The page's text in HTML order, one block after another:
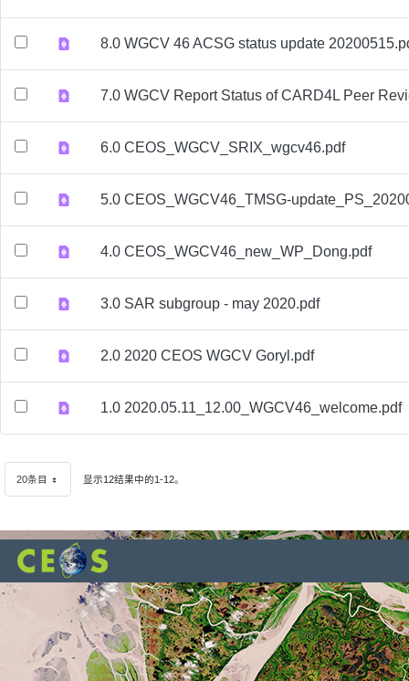
8.0 WGCV 46 ACSG status update
7.0 WGCV Report Status of CARD4L Peer
6.0 CEOS_WGCV_SRIX_wgcv46.pdf
5.0 CEOS_WGCV46_TMSG-
4.0 CEOS_WGCV46_new_WP_Dong.pdf
3.0 SAR subgroup - may 2020.pdf
2.0 2020 CEOS WGCV Goryl.pdf
1.0 2020.05.11_12.00_WGCV46_welcome.pdf
20条目每页 显示12结果中的1-12。